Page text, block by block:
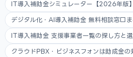
IT導入補助金シミュレーター【2026年版
デジタル化・AI導入補助金 無料相談窓口ま
IT導入補助金 支援事業者一覧の探し方と
クラウドPBX・ビジネスフォンは助成金の